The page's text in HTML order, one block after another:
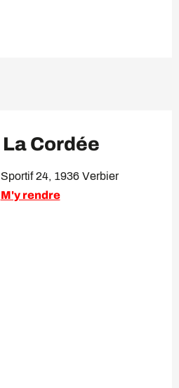
Cordée
24, 1936 Verbier
M'y rendre